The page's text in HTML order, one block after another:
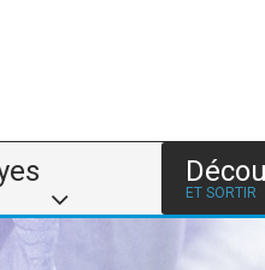
ET SORTIR